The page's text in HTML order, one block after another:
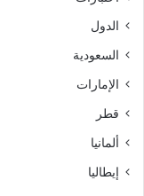
الدول
السعودية
الإمارات
قطر
ألمانيا
إيطاليا